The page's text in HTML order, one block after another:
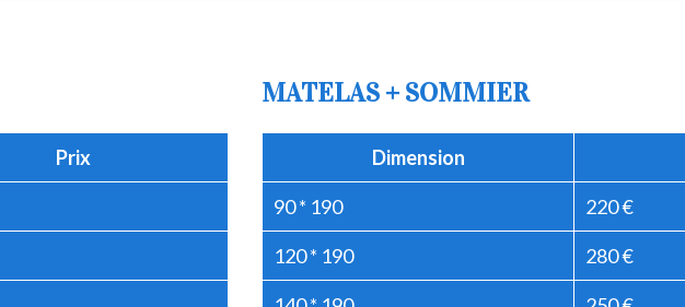
Prix
MATELAS + SOMMIER
Dimension
90 * 190 220 €
120 * 190 280 €